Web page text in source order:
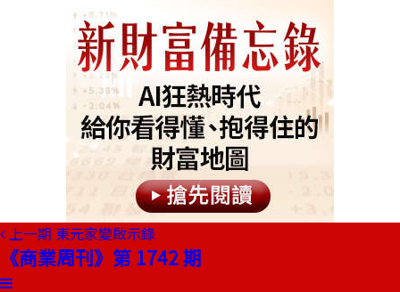
上一期 東元家變啟示錄
《商業周刊》第 1742 期